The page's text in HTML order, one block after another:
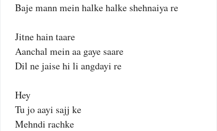
Baje mann mein halke halke shehnaiya re
Jitne hain taare
Aanchal mein aa gaye saare
Dil ne jaise hi li angdayi re
Hey
Tu jo aayi sajj ke
Mehndi rachke